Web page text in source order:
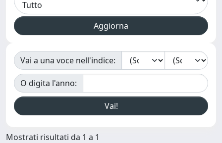
Vai a una voce nell'indice:
O digita l'anno:
Mostrati risultati da 1 a 1